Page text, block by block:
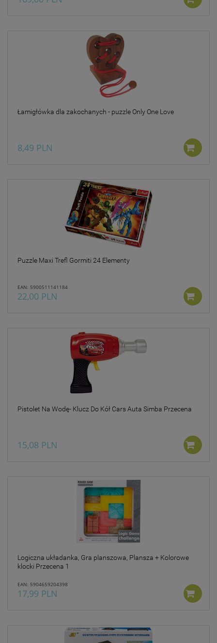
Łamigłówka dla zakochanych - puzzle Only One Love
8,49 PLN
Puzzle Maxi Trefl Gormiti 24 Elementy
EAN: 5900511141184
22,00 PLN
Pistolet Na Wodę- Klucz Do Kół Cars Auta Simba Przecena
15,08 PLN
Logiczna układanka, Gra planszowa, Plansza + Kolorowe
klocki Przecena 1
EAN: 5904659204398
17,99 PLN